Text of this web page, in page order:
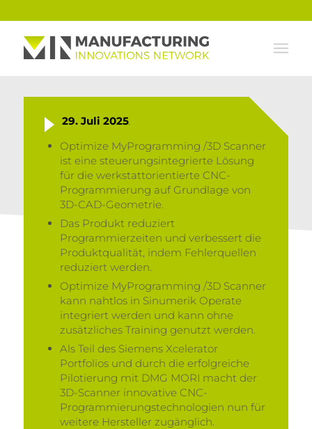
29. Juli 2025
Optimize MyProgramming /3D Scanner
ist eine steuerungsintegrierte Lösung
für die werkstattorientierte CNC-
Programmierung auf Grundlage von
3D-CAD-Geometrie.
Das Produkt reduziert
Programmierzeiten und verbessert die
Produktqualität, indem Fehlerquellen
reduziert werden.
Optimize MyProgramming /3D Scanner
kann nahtlos in Sinumerik Operate
integriert werden und kann ohne
zusätzliches Training genutzt werden.
Als Teil des Siemens Xcelerator
Portfolios und durch die erfolgreiche
Pilotierung mit DMG MORI macht der
3D-Scanner innovative CNC-
Programmierungstechnologien nun für
weitere Hersteller zugänglich.